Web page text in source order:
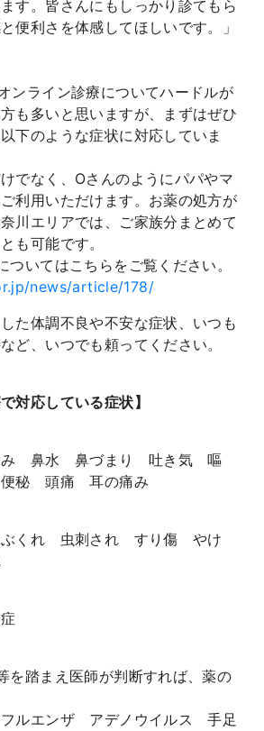
す。皆さんにもしっかり診てもら
便利さを体感してほしいです。」
ンライン診療についてハードルが
も多いと思いますが、まずはぜひ
下のような症状に対応していま
でなく、Oさんのようにパパやマ
利用いただけます。お薬の処方が
川エリアでは、ご家族分まとめて
も可能です。
ついてはこちらをご覧ください。
news/article/178/
た体調不良や不安な症状、いつも
ど、いつでも頼ってください。
対応している症状】
鼻水 鼻づまり 吐き気 嘔
秘 頭痛 耳の痛み
くれ 虫刺され すり傷 やけ
を踏まえ医師が判断すれば、薬の
ルエンザ アデノウイルス 手足